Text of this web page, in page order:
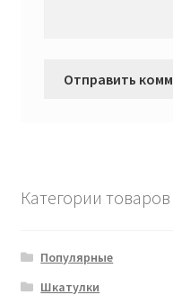
Категории товаров
Популярные
Шкатулки